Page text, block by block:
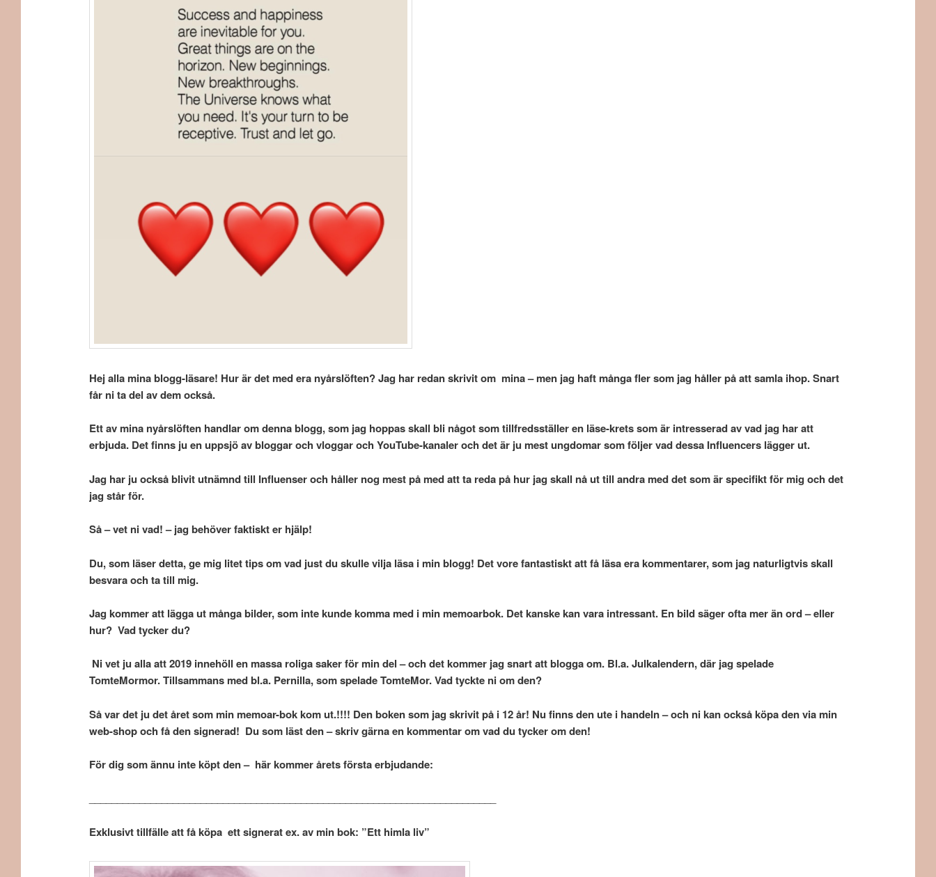
Hej alla mina blogg-läsare! Hur är det med era nyårslöften? Jag har redan skrivit om mina – men jag haft många fler som jag håller på att samla ihop. Snart
får ni ta del av dem också.
Ett av mina nyårslöften handlar om denna blogg, som jag hoppas skall bli något som tillfredsställer en läse-krets som är intresserad av vad jag har att
erbjuda. Det finns ju en uppsjö av bloggar och vloggar och YouTube-kanaler och det är ju mest ungdomar som följer vad dessa Influencers lägger ut.
Jag har ju också blivit utnämnd till Influenser och håller nog mest på med att ta reda på hur jag skall nå ut till andra med det som är specifikt för mig och det
jag står för.
Så – vet ni vad! – jag behöver faktiskt er hjälp!
Du, som läser detta, ge mig litet tips om vad just du skulle vilja läsa i min blogg! Det vore fantastiskt att få läsa era kommentarer, som jag naturligtvis skall
besvara och ta till mig.
Jag kommer att lägga ut många bilder, som inte kunde komma med i min memoarbok. Det kanske kan vara intressant. En bild säger ofta mer än ord – eller
hur? Vad tycker du?
Ni vet ju alla att 2019 innehöll en massa roliga saker för min del – och det kommer jag snart att blogga om. Bl.a. Julkalendern, där jag spelade
TomteMormor. Tillsammans med bl.a. Pernilla, som spelade TomteMor. Vad tyckte ni om den?
Så var det ju det året som min memoar-bok kom ut.!!!! Den boken som jag skrivit på i 12 år! Nu finns den ute i handeln – och ni kan också köpa den via min
web-shop och få den signerad! Du som läst den – skriv gärna en kommentar om vad du tycker om den!
För dig som ännu inte köpt den – här kommer årets första erbjudande:
Exklusivt tillfälle att få köpa ett signerat ex. av min bok: ”Ett himla liv”